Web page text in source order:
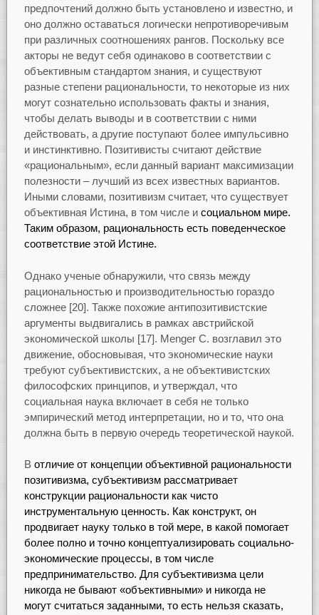
предпочтений должно быть установлено и известно, и
оно должно оставаться логически непротиворечивым
при различных соотношениях рангов. Поскольку все
акторы не ведут себя одинаково в соответствии с
объективным стандартом знания, и существуют
разные степени рациональности, то некоторые из них
могут сознательно использовать факты и знания,
чтобы делать выводы и в соответствии с ними
действовать, а другие поступают более импульсивно
и инстинктивно. Позитивисты считают действие
«рациональным», если данный вариант максимизации
полезности – лучший из всех известных вариантов.
Иными словами, позитивизм считает, что существует
объективная Истина, в том числе и социальном мире.
Таким образом, рациональность есть поведенческое
соответствие этой Истине.
Однако ученые обнаружили, что связь между
рациональностью и производительностью гораздо
сложнее [20]. Также похожие антипозитивистские
аргументы выдвигались в рамках австрийской
экономической школы [17]. Menger C. возглавил это
движение, обосновывая, что экономические науки
требуют субъективистских, а не объективистских
философских принципов, и утверждал, что
социальная наука включает в себя не только
эмпирический метод интерпретации, но и то, что она
должна быть в первую очередь теоретической наукой.
В отличие от концепции объективной рациональности
позитивизма, субъективизм рассматривает
конструкции рациональности как чисто
инструментальную ценность. Как конструкт, он
продвигает науку только в той мере, в какой помогает
более полно и точно концептуализировать социально-
экономические процессы, в том числе
предпринимательство. Для субъективизма цели
никогда не бывают «объективными» и никогда не
могут считаться заданными, то есть нельзя сказать,